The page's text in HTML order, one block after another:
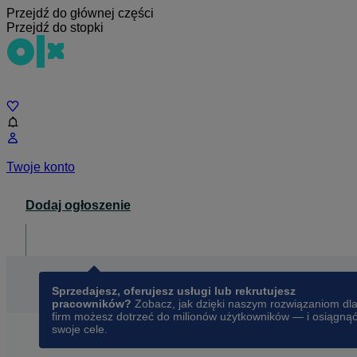
Przejdź do głównej części
Przejdź do stopki
Twoje konto
Dodaj ogłoszenie
Sprzedajesz, oferujesz usługi lub rekrutujesz
pracowników? Zobacz, jak dzięki naszym rozwiązaniom dla
firm możesz dotrzeć do milionów użytkowników — i osiągnąć
swoje cele.